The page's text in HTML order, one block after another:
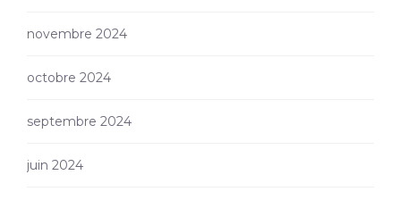
novembre 2024
octobre 2024
septembre 2024
juin 2024